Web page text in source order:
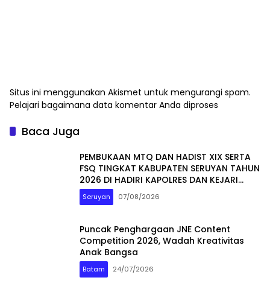
Situs ini menggunakan Akismet untuk mengurangi spam.
Pelajari bagaimana data komentar Anda diproses
Baca Juga
PEMBUKAAN MTQ DAN HADIST XIX SERTA
FSQ TINGKAT KABUPATEN SERUYAN TAHUN
2026 DI HADIRI KAPOLRES DAN KEJARI
SERUYAN
Seruyan 07/08/2026
Puncak Penghargaan JNE Content
Competition 2026, Wadah Kreativitas
Anak Bangsa
Batam 24/07/2026